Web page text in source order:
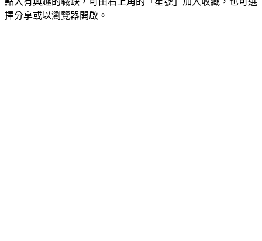
擇分享或以瀏覽器開啟。